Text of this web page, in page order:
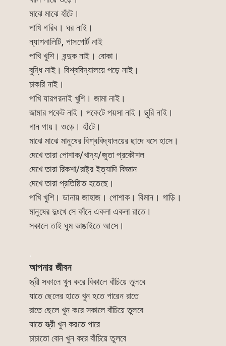
মাঝে মাঝে হাঁটে।
পাখি গরিব। ঘর নাই।
ন্যাশনালিটি, পাসপোর্ট নাই
পাখি খুশি। বন্দুক নাই। বোকা।
বুদ্ধি নাই। বিশ্ববিদ্যালয়ে পড়ে নাই।
চাকরি নাই।
পাখি যারপরনাই খুশি। জামা নাই।
জামার পকেট নাই। পকেটে পয়সা নাই। ছুরি নাই।
গান গায়। ওড়ে। হাঁটে।
মাঝে মাঝে মানুষের বিশ্ববিদ্যালয়ের ছাদে বসে হাসে।
দেখে তারা পোশাক/খাদ্য/জুতা প্রকৌশল
দেখে তারা রিকশা/রাষ্ট্র ইত্যাদি বিজ্ঞান
দেখে তারা প্রতিষ্ঠিত হতেছে।
পাখি খুশি। ডানায় জাহাজ। পোশাক। বিমান। গাড়ি।
মানুষের দুঃখে সে কাঁদে একলা একলা রাতে।
সকালে তাই ঘুম ভাঙাইতে আসে।
.
আপনার জীবন
স্ত্রী সকালে খুন করে বিকালে বাঁচিয়ে তুলবে
যাতে ছেলের হাতে খুন হতে পারেন রাতে
রাতে ছেলে খুন করে সকালে বাঁচিয়ে তুলবে
যাতে স্ত্রী খুন করতে পারে
চাচাতো বোন খুন করে বাঁচিয়ে তুলবে